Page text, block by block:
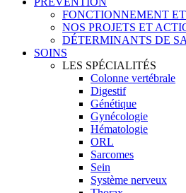
FONCTIONNEMENT
NOS PROJETS ET
DÉTERMINANTS DE
SOINS
LES SPÉCIALITÉS
Colonne vertébrale
Digestif
Génétique
Gynécologie
Hématologie
ORL
Sarcomes
Sein
Système nerveux